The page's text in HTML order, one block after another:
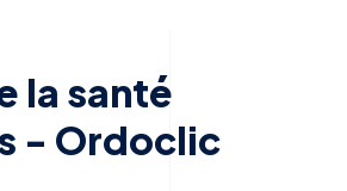
la santé
- Ordoclic